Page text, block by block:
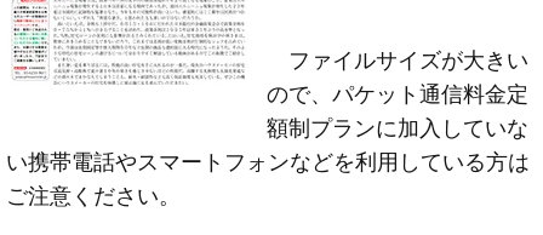
ファイルサイズが大きい
ので、パケット通信料金定
額制プランに加入していな
い携帯電話やスマートフォンなどを利用している方は
ご注意ください。